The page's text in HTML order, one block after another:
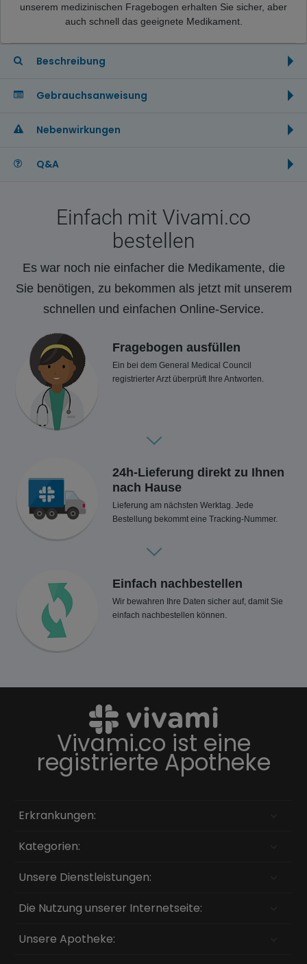
unserem medizinischen Fragebogen erhalten Sie sicher, aber
auch schnell das geeignete Medikament.
Beschreibung
Gebrauchsanweisung
Nebenwirkungen
Q&A
Einfach mit Vivami.co
bestellen
Es war noch nie einfacher die Medikamente, die
Sie benötigen, zu bekommen als jetzt mit unserem
schnellen und einfachen Online-Service.
Fragebogen ausfüllen
Ein bei dem General Medical Council
registrierter Arzt überprüft Ihre Antworten.
24h-Lieferung direkt zu Ihnen
nach Hause
Lieferung am nächsten Werktag. Jede
Bestellung bekommt eine Tracking-Nummer.
Einfach nachbestellen
Wir bewahren Ihre Daten sicher auf, damit Sie
einfach nachbestellen können.
Vivami.co ist eine
registrierte Apotheke
Erkrankungen:
Kategorien:
Unsere Dienstleistungen:
Die Nutzung unserer Internetseite:
Unsere Apotheke: